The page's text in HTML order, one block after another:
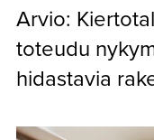
ARTIKKELIT
KIRJAUTUMINEN
ARKISTO
Arvio:
toteudu
hidastavia